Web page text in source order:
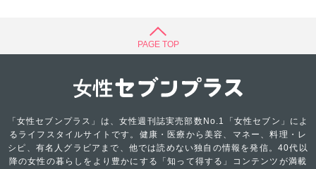
PAGE TOP
「女性セブンプラス」は、女性週刊誌実売部数No.1「女性セブン」によ
るライフスタイルサイトです。健康・医療から美容、マネー、料理・レ
シピ、有名人グラビアまで、他では読めない独自の情報を発信。40代以
降の女性の暮らしをより豊かにする「知って得する」コンテンツが満載